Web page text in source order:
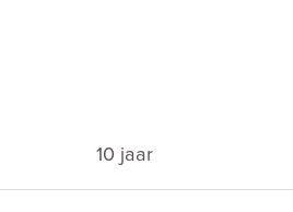
10 jaar